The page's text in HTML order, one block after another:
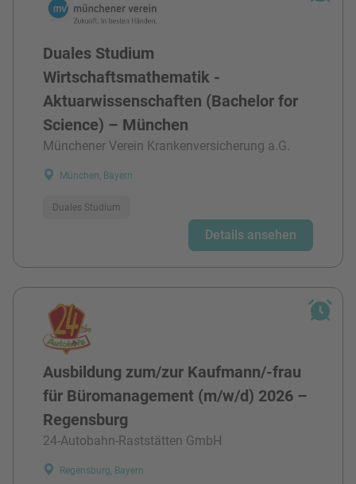
Duales Studium
Wirtschaftsmathematik -
Aktuarwissenschaften (Bachelor for
Science) – München
Münchener Verein Krankenversicherung a.G.
München, Bayern
Duales Studium
Details ansehen
Ausbildung zum/zur Kaufmann/-frau
für Büromanagement (m/w/d) 2026 –
Regensburg
24-Autobahn-Raststätten GmbH
Regensburg, Bayern